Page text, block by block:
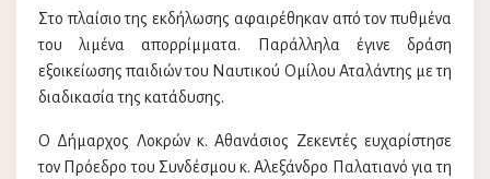
Στο πλαίσιο της εκδήλωσης αφαιρέθηκαν από τον πυθμένα
του λιμένα απορρίμματα. Παράλληλα έγινε δράση
εξοικείωσης παιδιών του Ναυτικού Ομίλου Αταλάντης με τη
διαδικασία της κατάδυσης.
Ο Δήμαρχος Λοκρών κ. Αθανάσιος Ζεκεντές ευχαρίστησε
τον Πρόεδρο του Συνδέσμου κ. Αλεξάνδρο Παλατιανό για τη